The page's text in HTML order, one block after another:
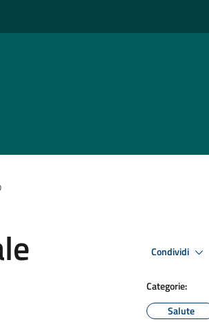
Condividi
Categorie:
Salute